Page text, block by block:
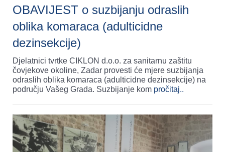
OBAVIJEST o suzbijanju odraslih
oblika komaraca (adulticidne
dezinsekcije)
Djelatnici tvrtke CIKLON d.o.o. za sanitarnu zaštitu
čovjekove okoline, Zadar provesti će mjere suzbijanja
odraslih oblika komaraca (adulticidne dezinsekcije) na
području Vašeg Grada. Suzbijanje kom pročitaj..